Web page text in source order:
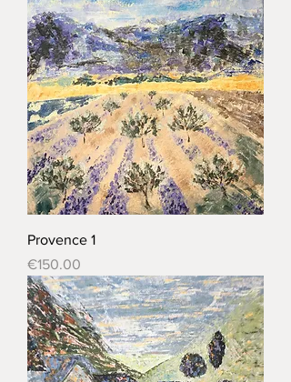
Provence 1
Price
€150.00